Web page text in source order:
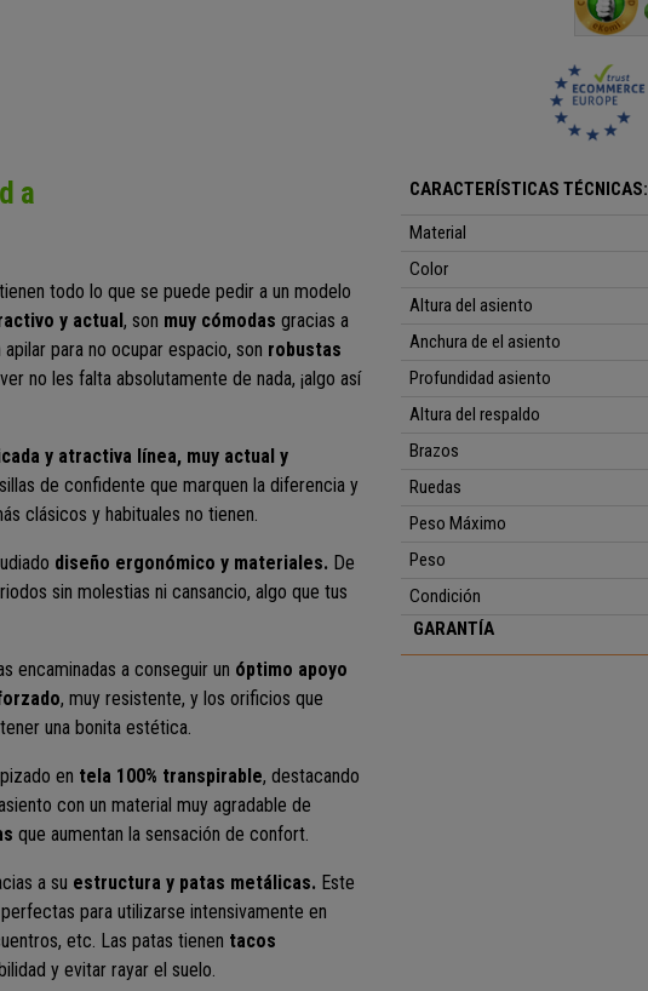
tienen todo lo que se puede pedir a un modelo
y actual , son muy cómodas gracias a
para no ocupar espacio, son robustas
no les falta absolutamente de nada, ¡algo así
y atractiva línea, muy actual y
de confidente que marquen la diferencia y
clásicos y habituales no tienen.
diseño ergonómico y materiales. De
sin molestias ni cansancio, algo que tus
encaminadas a conseguir un óptimo apoyo
, muy resistente, y los orificios que
una bonita estética.
en tela 100% transpirable, destacando
con un material muy agradable de
que aumentan la sensación de confort.
a su estructura y patas metálicas. Este
para utilizarse intensivamente en
etc. Las patas tienen tacos
y evitar rayar el suelo.
CARACTERÍSTICAS TÉCNICAS:
Material
Color
Altura del asiento
Anchura de el asiento
Profundidad asiento
Altura del respaldo
Brazos
Ruedas
Peso Máximo
Peso
Condición
GARANTÍA